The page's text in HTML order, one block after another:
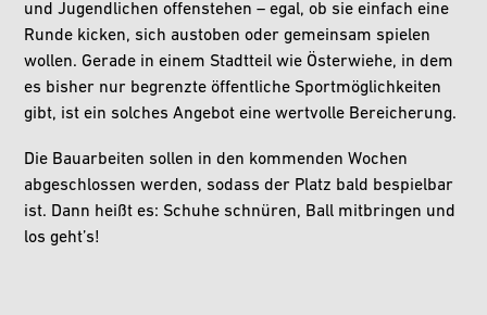
und Jugendlichen offenstehen – egal, ob sie einfach eine
Runde kicken, sich austoben oder gemeinsam spielen
wollen. Gerade in einem Stadtteil wie Österwiehe, in dem
es bisher nur begrenzte öffentliche Sportmöglichkeiten
gibt, ist ein solches Angebot eine wertvolle Bereicherung.
Die Bauarbeiten sollen in den kommenden Wochen
abgeschlossen werden, sodass der Platz bald bespielbar
ist. Dann heißt es: Schuhe schnüren, Ball mitbringen und
los geht’s!